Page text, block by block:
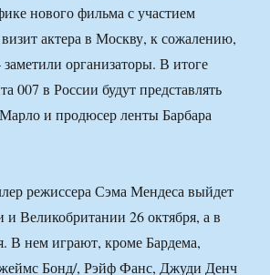
нового фильма с участием
актера в Москву, к сожалению,
организаторы. В итоге
007 в России будут представлять
и продюсер ленты Барбара
режиссера Сэма Мендеса выйдет
и Великобритании 26 октября, а в
нем играют, кроме Бардема,
Бонд/, Рэйф Фанс, Джуди Денч